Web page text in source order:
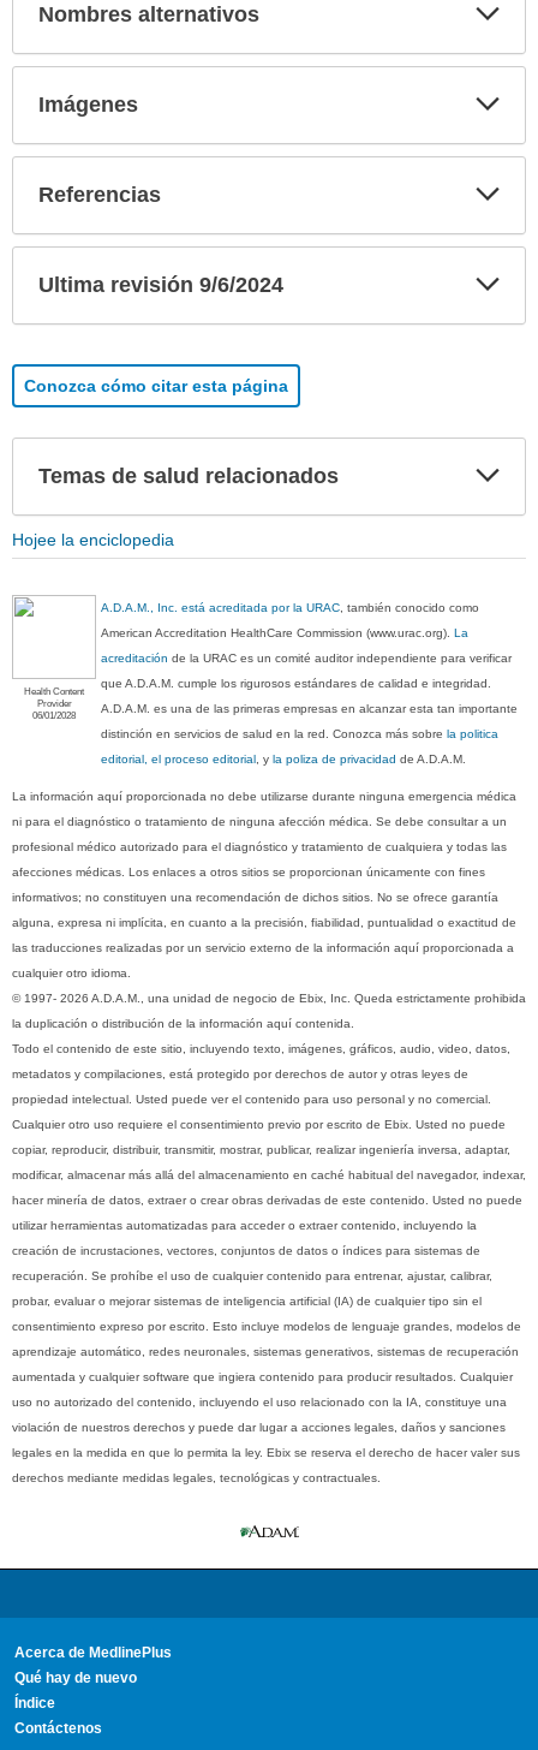
Nombres alternativos
Imágenes
Referencias
Ultima revisión 9/6/2024
Conozca cómo citar esta página
Temas de salud relacionados
Hojee la enciclopedia
Health Content
Provider
06/01/2028
A.D.A.M., Inc. está acreditada por la URAC , también conocido como
American Accreditation HealthCare Commission (www.urac.org).La
acreditación de la URAC es un comité auditor independiente para verificar
que A.D.A.M. cumple los rigurosos estándares de calidad e integridad.
A.D.A.M. es una de las primeras empresas en alcanzar esta tan importante
distinción en servicios de salud en la red. Conozca más sobrela politica
editorial, el proceso editorial , yla poliza de privacidad de A.D.A.M.
La información aquí proporcionada no debe utilizarse durante ninguna emergencia médica
ni para el diagnóstico o tratamiento de ninguna afección médica. Se debe consultar a un
profesional médico autorizado para el diagnóstico y tratamiento de cualquiera y todas las
afecciones médicas. Los enlaces a otros sitios se proporcionan únicamente con fines
informativos; no constituyen una recomendación de dichos sitios. No se ofrece garantía
alguna, expresa ni implícita, en cuanto a la precisión, fiabilidad, puntualidad o exactitud de
las traducciones realizadas por un servicio externo de la información aquí proporcionada a
cualquier otro idioma.
© 1997- 2026 A.D.A.M., una unidad de negocio de Ebix, Inc. Queda estrictamente prohibida
la duplicación o distribución de la información aquí contenida.
Todo el contenido de este sitio, incluyendo texto, imágenes, gráficos, audio, video, datos,
metadatos y compilaciones, está protegido por derechos de autor y otras leyes de
propiedad intelectual. Usted puede ver el contenido para uso personal y no comercial.
Cualquier otro uso requiere el consentimiento previo por escrito de Ebix. Usted no puede
copiar, reproducir, distribuir, transmitir, mostrar, publicar, realizar ingeniería inversa, adaptar,
modificar, almacenar más allá del almacenamiento en caché habitual del navegador, indexar,
hacer minería de datos, extraer o crear obras derivadas de este contenido. Usted no puede
utilizar herramientas automatizadas para acceder o extraer contenido, incluyendo la
creación de incrustaciones, vectores, conjuntos de datos o índices para sistemas de
recuperación. Se prohíbe el uso de cualquier contenido para entrenar, ajustar, calibrar,
probar, evaluar o mejorar sistemas de inteligencia artificial (IA) de cualquier tipo sin el
consentimiento expreso por escrito. Esto incluye modelos de lenguaje grandes, modelos de
aprendizaje automático, redes neuronales, sistemas generativos, sistemas de recuperación
aumentada y cualquier software que ingiera contenido para producir resultados. Cualquier
uso no autorizado del contenido, incluyendo el uso relacionado con la IA, constituye una
violación de nuestros derechos y puede dar lugar a acciones legales, daños y sanciones
legales en la medida en que lo permita la ley. Ebix se reserva el derecho de hacer valer sus
derechos mediante medidas legales, tecnológicas y contractuales.
Acerca de MedlinePlus
Qué hay de nuevo
Índice
Contáctenos